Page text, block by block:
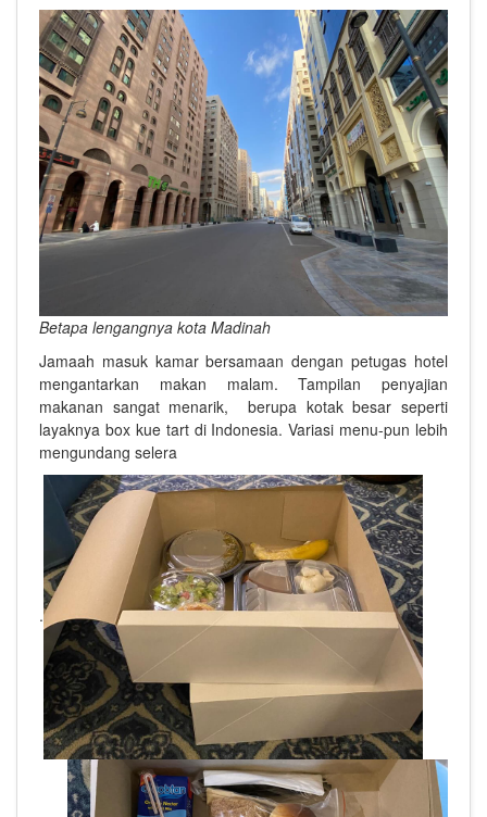
Betapa lengangnya kota Madinah
Jamaah masuk kamar bersamaan dengan petugas hotel
mengantarkan makan malam. Tampilan penyajian
makanan sangat menarik, berupa kotak besar seperti
layaknya box kue tart di Indonesia. Variasi menu-pun lebih
mengundang selera
.